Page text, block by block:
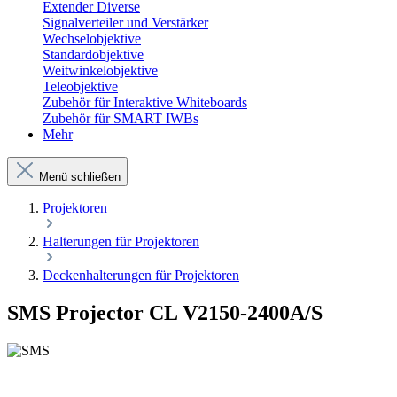
Extender Diverse
Signalverteiler und Verstärker
Wechselobjektive
Standardobjektive
Weitwinkelobjektive
Teleobjektive
Zubehör für Interaktive Whiteboards
Zubehör für SMART IWBs
Mehr
Menü schließen
Projektoren
Halterungen für Projektoren
Deckenhalterungen für Projektoren
SMS Projector CL V2150-2400A/S